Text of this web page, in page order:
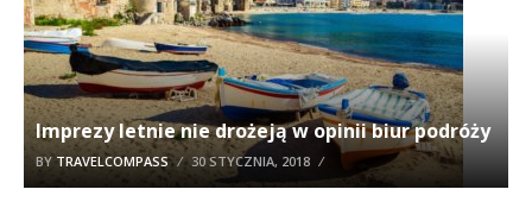
Imprezy letnie nie drożeją w opinii biur podróży
BY TRAVELCOMPASS 30 STYCZNIA, 2018